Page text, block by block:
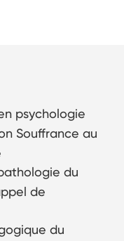
psychologie
Souffrance au
du
de
du